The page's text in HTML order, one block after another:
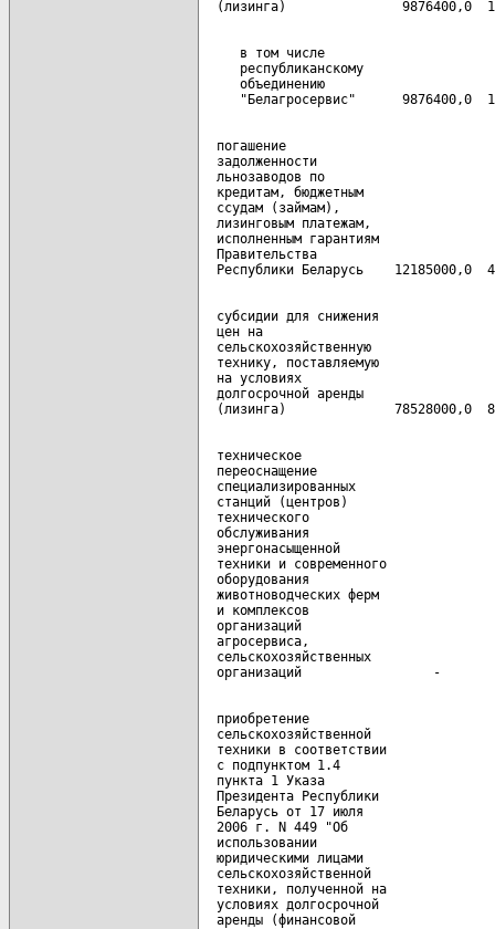
     в том числе
     республиканскому
     объединению
  погашение
  задолженности
  льнозаводов по
  кредитам, бюджетным
  ссудам (займам),
  лизинговым платежам,
  исполненным гарантиям
  Правительства
  субсидии для снижения
  цен на
  сельскохозяйственную
  технику, поставляемую
  на условиях
  долгосрочной аренды
  техническое
  переоснащение
  специализированных
  станций (центров)
  технического
  обслуживания
  энергонасыщенной
  техники и современного
  оборудования
  животноводческих ферм
  и комплексов
  организаций
  агросервиса,
  сельскохозяйственных
  приобретение
  сельскохозяйственной
  техники в соответствии
  с подпунктом 1.4
  пункта 1 Указа
  Президента Республики
  Беларусь от 17 июля
  2006 г. N 449 "Об
  использовании
  юридическими лицами
  сельскохозяйственной
  техники, полученной на
  условиях долгосрочной
  аренды (финансовой